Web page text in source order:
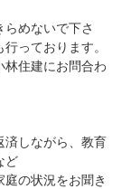
めないで下さ
っております。
林住建にお問合わ
済しながら、教育
ど
の状況をお聞き